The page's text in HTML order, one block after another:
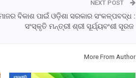
NEXT POST
ବିକାଶ ପାଇଁ ଓଡ଼ିଶା ସରକାର ସଂକଳ୍ପବଦ୍ଧ :
ସଂସ୍କୃତି ମନ୍ତ୍ରୀ ଶ୍ରୀ ସୂର୍ଯ୍ୟବଂଶୀ ସୂରଜ
More From Author